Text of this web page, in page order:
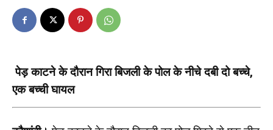
पेड़ काटने के दौरान गिरा बिजली के पोल के नीचे दबी दो बच्चे,
एक बच्ची घायल